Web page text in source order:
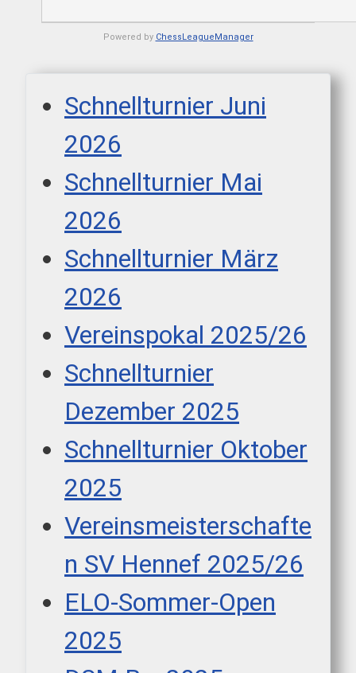
Schnellturnier Juni
2026
Schnellturnier Mai
2026
Schnellturnier März
2026
Vereinspokal 2025/26
Schnellturnier
Dezember 2025
Schnellturnier Oktober
2025
Vereinsmeisterschafte
n SV Hennef 2025/26
ELO-Sommer-Open
2025
Powered by ChessLeagueManager